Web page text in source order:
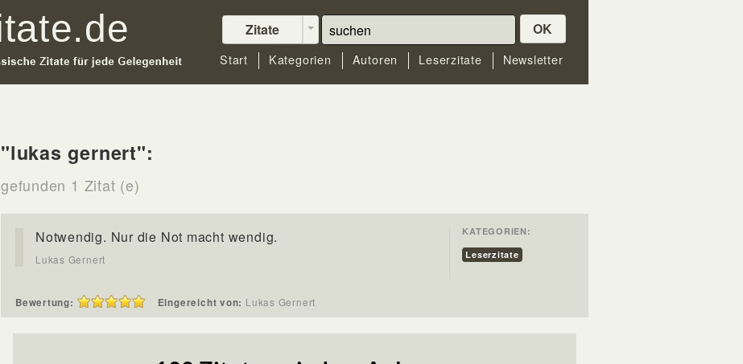
Zitate OK
Start Kategorien Autoren Leserzitate Newsletter
"lukas gernert":
gefunden 1 Zitat (e)
Notwendig. Nur die Not macht wendig.
Lukas Gernert
KATEGORIEN:
Leserzitate
Bewertung: Eingereicht von: Lukas Gernert